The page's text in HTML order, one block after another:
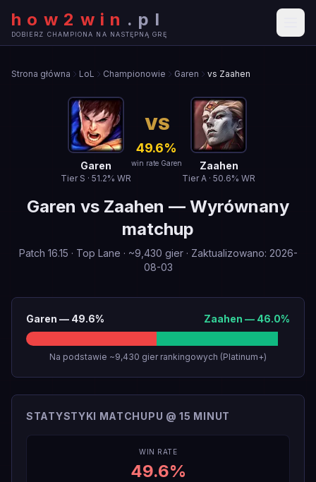
how2win . pl
DOBIERZ CHAMPIONA NA NASTĘPNĄ GRĘ
Strona główna LoL Championowie Garen vs Zaahen
Garen
Tier S · 51.2% WR
VS
49.6%
win rate Garen Zaahen
TierA · 50.6% WR
Garen vs Zaahen — Wyrównany
matchup
Patch 16.15 · Top Lane · ~9,430 gier· Zaktualizowano: 2026-
08-03
Garen — 49.6% Zaahen — 46.0%
Na podstawie ~9,430 gier rankingowych (Platinum+)
STATYSTYKI MATCHUPU @ 15 MINUT
WIN RATE
49.6%